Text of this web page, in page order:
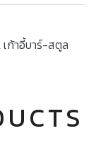
,เก้าอี้บาร์-สตูล